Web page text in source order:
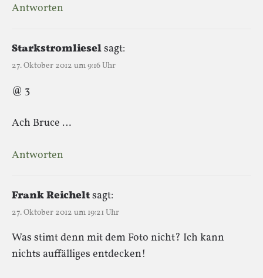
Antworten
Starkstromlieselsagt:
27. Oktober 2012 um 9:16 Uhr
@ 3
Ach Bruce …
Antworten
Frank Reicheltsagt:
27. Oktober 2012 um 19:21 Uhr
Was stimt denn mit dem Foto nicht? Ich kann
nichts auffälliges entdecken!